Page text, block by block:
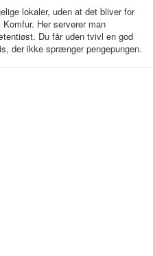
lokaler, uden at det bliver for
Her serverer man
Du får uden tvivl en god
der ikke sprænger pengepungen.